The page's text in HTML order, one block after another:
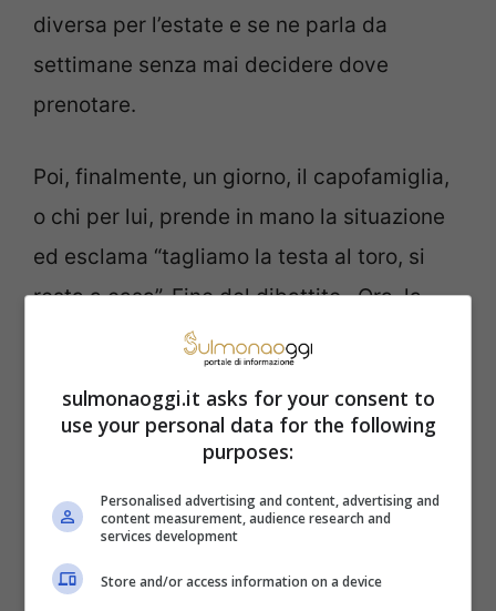
diversa per l’estate e se ne parla da
settimane senza mai decidere dove
prenotare.
Poi, finalmente, un giorno, il capofamiglia,
o chi per lui, prende in mano la situazione
ed esclama “tagliamo la testa al toro, si
resta a casa”. Fine del dibattito. Ora, la
domanda che, magari, non vi siete mai
si usa la testa metaforica del povero toro e
non quella di un altro animale?
Sai perché si dice “tagliare
la testa al toro”? L’origine è
sulmonaoggi.it asks for your consent to
use your personal data for the following
purposes:
Personalised advertising and content, advertising and
content measurement, audience research and
services development
Store and/or access information on a device